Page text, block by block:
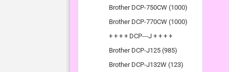
Brother DCP-750CW (1000)
Brother DCP-770CW (1000)
+ + + + DCP---J + + + +
Brother DCP-J125 (985)
Brother DCP-J132W (123)